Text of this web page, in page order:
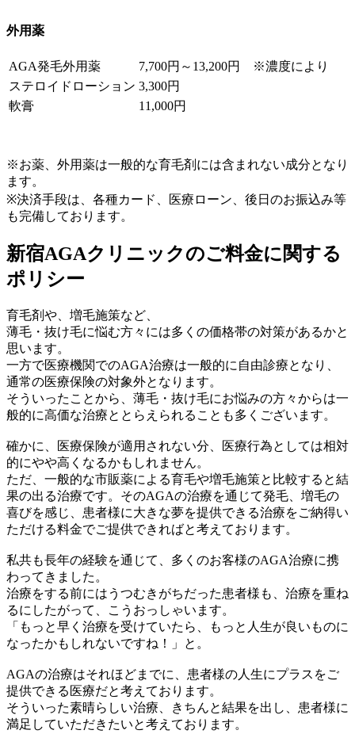
外用薬
AGA発毛外用薬
7,700円～13,200円 ※濃度により
ステロイドローション 3,300円
軟膏
11,000円
※お薬、外用薬は一般的な育毛剤には含まれない成分となり
ます。
※決済手段は、各種カード、医療ローン、後日のお振込み等
も完備しております。
新宿AGAクリニックのご料金に関する
ポリシー
育毛剤や、増毛施策など、
薄毛・抜け毛に悩む方々には多くの価格帯の対策があるかと
思います。
一方で医療機関でのAGA治療は一般的に自由診療となり、
通常の医療保険の対象外となります。
そういったことから、薄毛・抜け毛にお悩みの方々からは一
般的に高価な治療ととらえられることも多くございます。
確かに、医療保険が適用されない分、医療行為としては相対
的にやや高くなるかもしれません。
ただ、一般的な市販薬による育毛や増毛施策と比較すると結
果の出る治療です。そのAGAの治療を通じて発毛、増毛の
喜びを感じ、患者様に大きな夢を提供できる治療をご納得い
ただける料金でご提供できればと考えております。
私共も長年の経験を通じて、多くのお客様のAGA治療に携
わってきました。
治療をする前にはうつむきがちだった患者様も、治療を重ね
るにしたがって、こうおっしゃいます。
「もっと早く治療を受けていたら、もっと人生が良いものに
なったかもしれないですね！」と。
AGAの治療はそれほどまでに、患者様の人生にプラスをご
提供できる医療だと考えております。
そういった素晴らしい治療、きちんと結果を出し、患者様に
満足していただきたいと考えております。